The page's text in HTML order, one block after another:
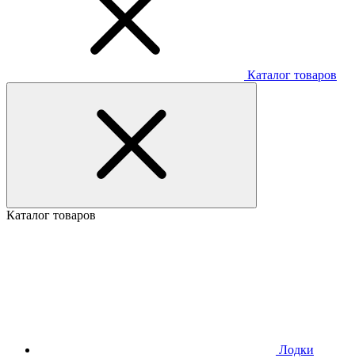
Каталог товаров
Каталог товаров
Лодки